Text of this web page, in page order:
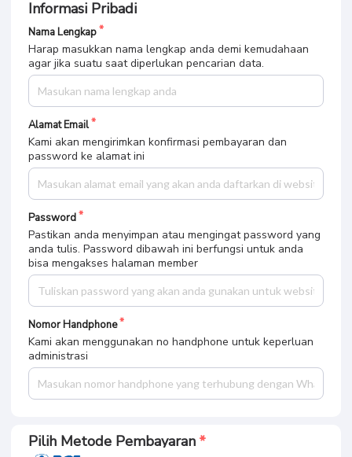
Informasi Pribadi
Nama Lengkap
Harap masukkan nama lengkap anda demi kemudahaan
agar jika suatu saat diperlukan pencarian data.
Alamat Email
Kami akan mengirimkan konfirmasi pembayaran dan
password ke alamat ini
Password
Pastikan anda menyimpan atau mengingat password yang
anda tulis. Password dibawah ini berfungsi untuk anda
bisa mengakses halaman member
Nomor Handphone
Kami akan menggunakan no handphone untuk keperluan
administrasi
Pilih Metode Pembayaran